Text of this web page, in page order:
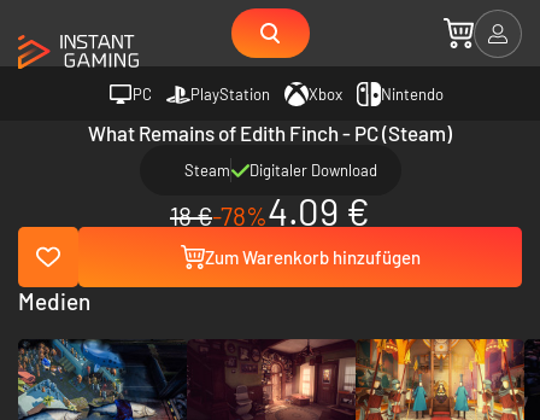
PC PlayStation Xbox Nintendo
What Remains of Edith Finch - PC (Steam)
Steam Digitaler Download
18 €-78%4.09 €
Zum Warenkorb hinzufügen
Medien